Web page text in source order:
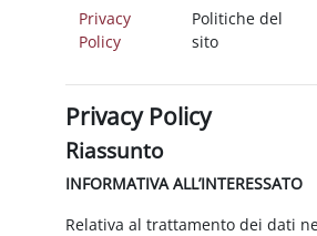
Privacy
Policy
Politiche del
sito
Privacy Policy
Riassunto
INFORMATIVA ALL’INTERESSATO
Relativa al trattamento dei dati